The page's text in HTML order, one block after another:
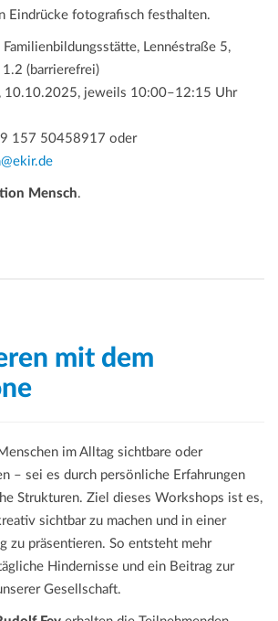
Eindrücke fotografisch festhalten.
Familienbildungsstätte, Lennéstraße 5,
(barrierefrei)
10.10.2025, jeweils 10:00–12:15 Uhr
157 50458917 oder
Mensch.
mit dem
im Alltag sichtbare oder
– sei es durch persönliche Erfahrungen
Strukturen. Ziel dieses Workshops ist es,
sichtbar zu machen und in einer
zu präsentieren. So entsteht mehr
Hindernisse und ein Beitrag zur
Gesellschaft.